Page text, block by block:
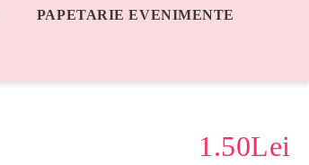
PAPETARIE EVENIMENTE
1.50Lei